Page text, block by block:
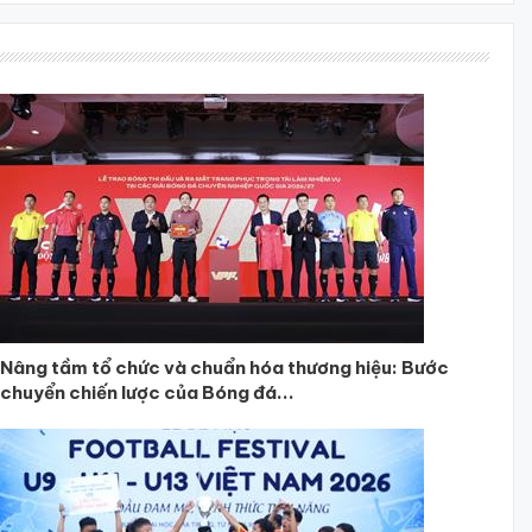
Nâng tầm tổ chức và chuẩn hóa thương hiệu: Bước
chuyển chiến lược của Bóng đá...